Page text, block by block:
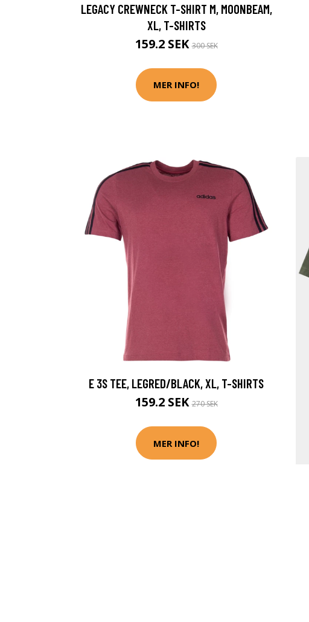
LEGACY CREWNECK T-SHIRT M, MOONBEAM,
XL, T-SHIRTS
159.2 SEK300 SEK
MER INFO!
E 3S TEE, LEGRED/BLACK, XL, T-SHIRTS
159.2 SEK270 SEK
MER INFO!